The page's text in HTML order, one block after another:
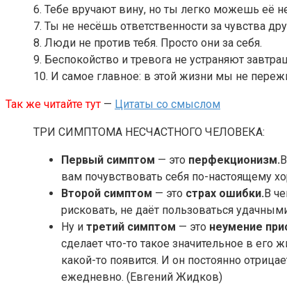
6. Тебе вручают вину, но ты легко можешь её
7. Ты не несёшь ответственности за чувства
8. Люди не против тебя. Просто они за себя.
9. Беспокойство и тревога не устраняют
10. И самое главное: в этой жизни мы не
Так же читайте тут — Цитаты со смыслом
ТРИ СИМПТОМА НЕСЧАСТНОГО ЧЕЛОВЕКА:
Первый симптом — это перфекционизм.
вам почувствовать себя по-настоящему
Второй симптом — это страх ошибки.В
рисковать, не даёт пользоваться
Ну и третий симптом — это неумение
сделает что-то такое значительное в его
какой-то появится. И он постоянно
ежедневно. (Евгений Жидков)